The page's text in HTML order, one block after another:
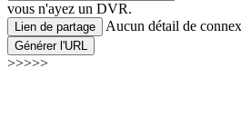
vous n'ayez un DVR.
Lien de partage Aucun détail de
Générer l'URL
>>>>>